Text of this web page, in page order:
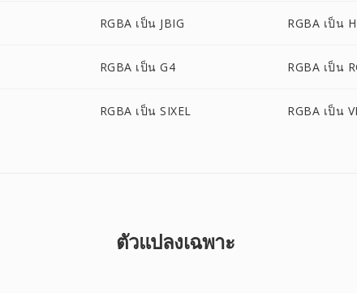
RGBA เป็น JBIG RGBA เป็น
RGBA เป็น G4 RGBA เป็น
RGBA เป็น SIXEL RGBA เป็น
ตัวแปลงเฉพาะ